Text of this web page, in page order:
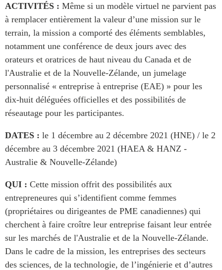
ACTIVITÉS : Même si un modèle virtuel ne parvient pas
à remplacer entièrement la valeur d’une mission sur le
terrain, la mission a comporté des éléments semblables,
notamment une conférence de deux jours avec des
orateurs et oratrices de haut niveau du Canada et de
l'Australie et de la Nouvelle-Zélande, un jumelage
personnalisé « entreprise à entreprise (EAE) » pour les
dix-huit déléguées officielles et des possibilités de
réseautage pour les participantes.
DATES : le 1 décembre au 2 décembre 2021 (HNE) / le 2
décembre au 3 décembre 2021 (HAEA & HANZ -
Australie & Nouvelle-Zélande)
QUI : Cette mission offrit des possibilités aux
entrepreneures qui s’identifient comme femmes
(propriétaires ou dirigeantes de PME canadiennes) qui
cherchent à faire croître leur entreprise faisant leur entrée
sur les marchés de l'Australie et de la Nouvelle-Zélande.
Dans le cadre de la mission, les entreprises des secteurs
des sciences, de la technologie, de l’ingénierie et d’autres